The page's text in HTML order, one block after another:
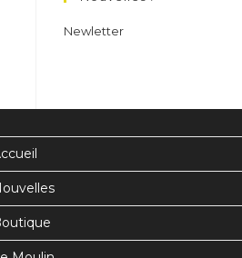
onglet
Newletter